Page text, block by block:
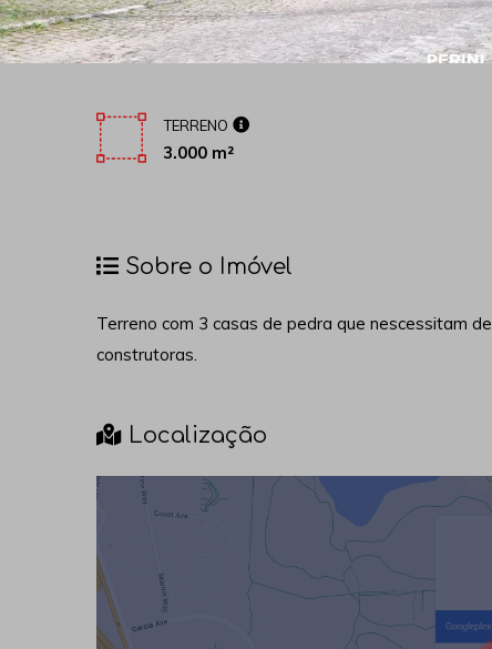
TERRENO
3.000 m²
Sobre o Imóvel
Terreno com 3 casas de pedra que nescessitam
construtoras.
Localização